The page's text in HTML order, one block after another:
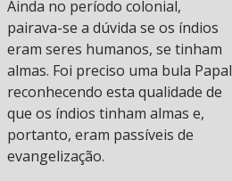
Ainda no período colonial,
pairava-se a dúvida se os índios
eram seres humanos, se tinham
almas. Foi preciso uma bula Papal
reconhecendo esta qualidade de
que os índios tinham almas e,
portanto, eram passíveis de
evangelização.